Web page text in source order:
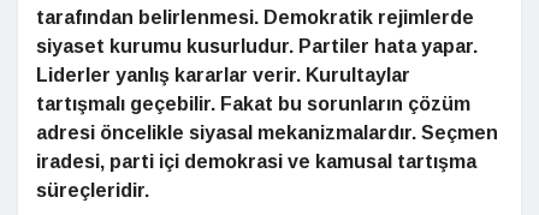
tarafından belirlenmesi. Demokratik rejimlerde
siyaset kurumu kusurludur. Partiler hata yapar.
Liderler yanlış kararlar verir. Kurultaylar
tartışmalı geçebilir. Fakat bu sorunların çözüm
adresi öncelikle siyasal mekanizmalardır. Seçmen
iradesi, parti içi demokrasi ve kamusal tartışma
süreçleridir.